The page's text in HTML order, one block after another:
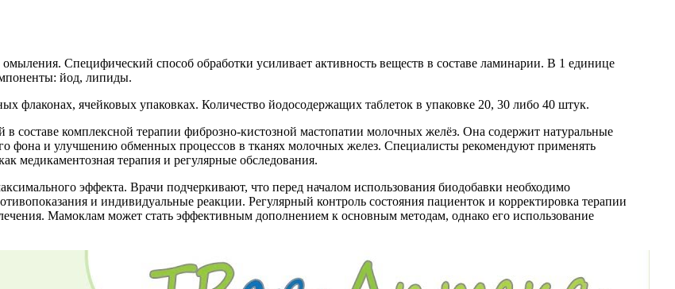
Специфический способ обработки усиливает активность веществ в составе ламинарии. В 1 единице
йод, липиды.
флаконах, ячейковых упаковках. Количество йодосодержащих таблеток в упаковке 20, 30 либо 40 штук.
составе комплексной терапии фиброзно-кистозной мастопатии молочных желёз. Она содержит натуральные
фона и улучшению обменных процессов в тканях молочных желез. Специалисты рекомендуют применять
медикаментозная терапия и регулярные обследования.
эффекта. Врачи подчеркивают, что перед началом использования биодобавки необходимо
и индивидуальные реакции. Регулярный контроль состояния пациенток и корректировка терапии
Мамоклам может стать эффективным дополнением к основным методам, однако его использование